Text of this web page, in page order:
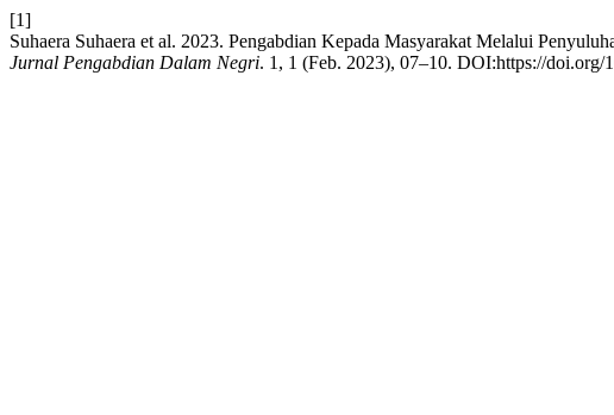
[1]
Suhaera Suhaera et al. 2023. Pengabdian Kepada Masyarakat Melalui
Jurnal Pengabdian Dalam Negri. 1, 1 (Feb. 2023), 07–10. DOI:https://doi.org/